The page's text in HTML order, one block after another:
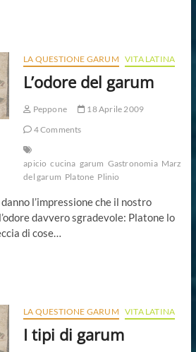
LA QUESTIONE GARUM VITA LATINA
L’odore del garum
Peppone
18 Aprile 2009
4 Comments
apicio cucina garum Gastronomia Marziale
del garum Platone Plinio
l’impressione che il nostro
davvero sgradevole: Platone lo
di cose…
LA QUESTIONE GARUM VITA LATINA
I tipi di garum